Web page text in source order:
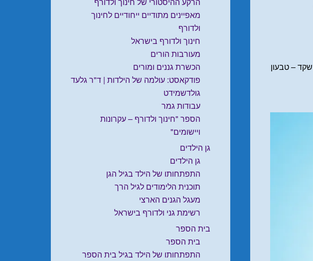
מאפיינים מתודיים ייחודיים לחינוך
ולדורף
חינוך ולדורף בישראל
מעורבות הורים
הכשרת גננים ומורים
פודקאסט: עולמה של הילדות | ד"ר גלעד
גולדשמידט
עבודות גמר
הספר "חינוך ולדורף – עקרונות
ויישומים"
גן הילדים
גן הילדים
התפתחותו של הילד בגיל הגן
תוכנית הלימודים לגיל הרך
מעגל הגנים הארצי
רשימת גני ולדורף בישראל
בית הספר
בית הספר
התפתחותו של הילד בגיל בית הספר